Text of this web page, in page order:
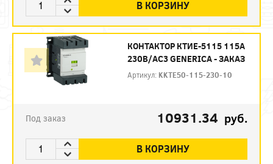
В КОРЗИНУ
КОНТАКТОР КТИЕ-5115 115А
230В/АС3 GENERICA - ЗАКАЗ
Артикул: KKTE50-115-230-10
Под заказ 10931.34 руб.
В КОРЗИНУ